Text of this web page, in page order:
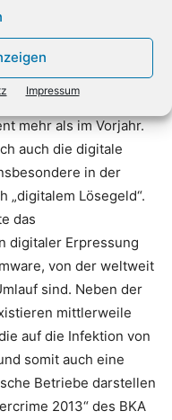
Impressum
reagiert und neue
die Zunahme
das Internet
hier 257.486 Fälle
mehr als im Vorjahr.
auch die digitale
in der
„digitalem Lösegeld“.
das
digitaler Erpressung
von der weltweit
sind. Neben der
mittlerweile
auf die Infektion von
somit auch eine
Betriebe darstellen
2013“ des BKA